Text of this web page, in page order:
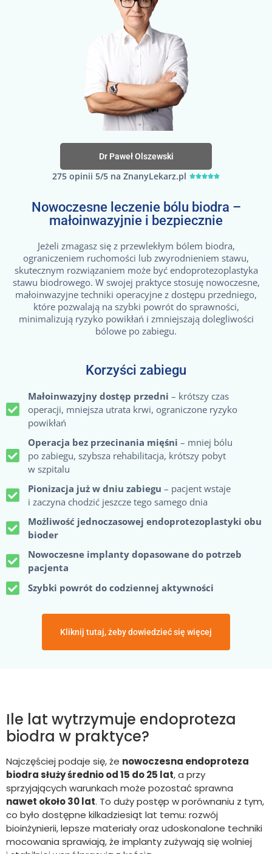
Nowoczesne leczenie bólu biodra –
małoinwazyjnie i bezpiecznie
Jeżeli zmagasz się z przewlekłym bólem biodra,
ograniczeniem ruchomości lub zwyrodnieniem stawu,
skutecznym rozwiązaniem może być endoprotezoplastyka
stawu biodrowego. W swojej praktyce stosuję nowoczesne,
małoinwazyjne techniki operacyjne z dostępu przedniego,
które pozwalają na szybki powrót do sprawności,
minimalizują ryzyko powikłań i zmniejszają dolegliwości
bólowe po zabiegu.
Korzyści zabiegu
Małoinwazyjny dostęp przedni – krótszy czas
operacji, mniejsza utrata krwi, ograniczone ryzyko
powikłań
Operacja bez przecinania mięśni – mniej bólu
po zabiegu, szybsza rehabilitacja, krótszy pobyt
w szpitalu
Pionizacja już w dniu zabiegu – pacjent wstaje
i zaczyna chodzić jeszcze tego samego dnia
Możliwość jednoczasowej endoprotezoplastyki obu
bioder
Nowoczesne implanty dopasowane do potrzeb
pacjenta
Szybki powrót do codziennej aktywności
Kliknij tutaj, żeby dowiedzieć się więcej
Dr Paweł Olszewski
275 opinii 5/5 na ZnanyLekarz.pl 
Ile lat wytrzymuje endoproteza
biodra w praktyce?
Najczęściej podaje się, że nowoczesna endoproteza
biodra służy średnio od 15 do 25 lat, a przy
sprzyjających warunkach może pozostać sprawna
nawet około 30 lat. To duży postęp w porównaniu z tym,
co było dostępne kilkadziesiąt lat temu: rozwój
bioinżynierii, lepsze materiały oraz udoskonalone techniki
mocowania sprawiają, że implanty zużywają się wolniej